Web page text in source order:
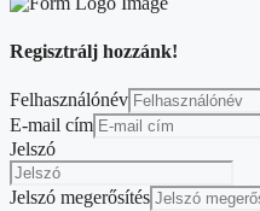
Regisztrálj hozzánk!
Felhasználónév
E-mail cím
Jelszó
Jelszó megerősítés